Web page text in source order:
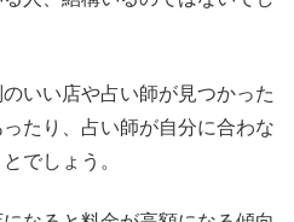
いい店や占い師が見つかった
たり、占い師が自分に合わな
でしょう。